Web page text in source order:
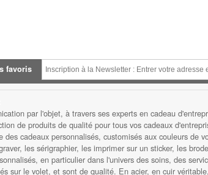
favoris
par l'objet, à travers ses experts en cadeau
de produits de qualité pour tous vos cadeaux
cadeaux personnalisés, customisés aux couleurs de
les sérigraphier, les imprimer sur un sticker, les
en particulier dans l'univers des soins, des
sur le volet, et sont de qualité. En acier, en cuir